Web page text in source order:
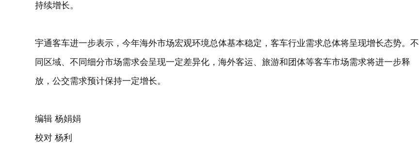
持续增长。
宇通客车进一步表示，今年海外市场宏观环境总体基本稳定，客车行业需求总体将呈现增长态势。不
同区域、不同细分市场需求会呈现一定差异化，海外客运、旅游和团体等客车市场需求将进一步释
放，公交需求预计保持一定增长。
编辑 杨娟娟
校对 杨利